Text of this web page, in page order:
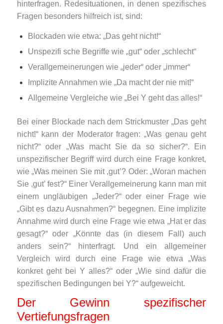
hinterfragen. Redesituationen, in denen spezifisches
Fragen besonders hilfreich ist, sind:
Blockaden wie etwa: „Das geht nicht!“
Unspezifi sche Begriffe wie „gut“ oder „schlecht“
Verallgemeinerungen wie „jeder“ oder „immer“
Implizite Annahmen wie „Da macht der nie mit!“
Allgemeine Vergleiche wie „Bei Y geht das alles!“
Bei einer Blockade nach dem Strickmuster „Das geht
nicht!“ kann der Moderator fragen: „Was genau geht
nicht?“ oder „Was macht Sie da so sicher?“. Ein
unspezifischer Begriff wird durch eine Frage konkret,
wie „Was meinen Sie mit ,gut’? Oder: „Woran machen
Sie ,gut’ fest?“ Einer Verallgemeinerung kann man mit
einem ungläubigen „Jeder?“ oder einer Frage wie
„Gibt es dazu Ausnahmen?“ begegnen. Eine implizite
Annahme wird durch eine Frage wie etwa „Hat er das
gesagt?“ oder „Könnte das (in diesem Fall) auch
anders sein?“ hinterfragt. Und ein allgemeiner
Vergleich wird durch eine Frage wie etwa „Was
konkret geht bei Y alles?“ oder „Wie sind dafür die
spezifischen Bedingungen bei Y?“ aufgeweicht.
Der Gewinn spezifischer
Vertiefungsfragen